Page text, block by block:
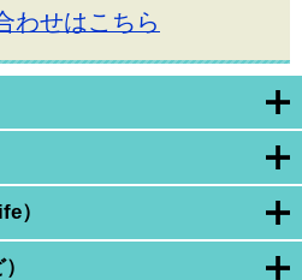
）
わせはこちら